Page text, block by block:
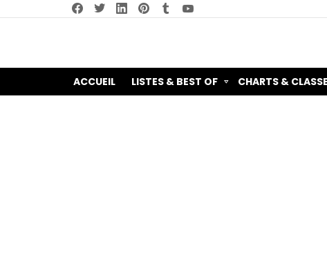
facebooktwitterlinkedin pinterest
ACCUEIL LISTES & BEST OF CHARTS &